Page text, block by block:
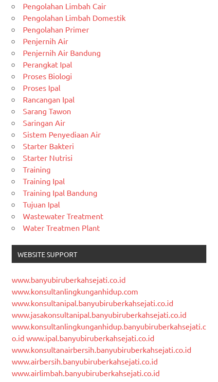
Pengolahan Limbah Cair
Pengolahan Limbah Domestik
Pengolahan Primer
Penjernih Air
Penjernih Air Bandung
Perangkat Ipal
Proses Biologi
Proses Ipal
Rancangan Ipal
Sarang Tawon
Saringan Air
Sistem Penyediaan Air
Starter Bakteri
Starter Nutrisi
Training
Training Ipal
Training Ipal Bandung
Tujuan Ipal
Wastewater Treatment
Water Treatmen Plant
WEBSITE SUPPORT
www.banyubiruberkahsejati.co.id
www.konsultanlingkunganhidup.com
www.konsultanipal.banyubiruberkahsejati.co.id
www.jasakonsultanipal.banyubiruberkahsejati.co.id
www.konsultanlingkunganhidup.banyubiruberkahsejati.c
o.id www.ipal.banyubiruberkahsejati.co.id
www.konsultanairbersih.banyubiruberkahsejati.co.id
www.airbersih.banyubiruberkahsejati.co.id
www.airlimbah.banyubiruberkahsejati.co.id